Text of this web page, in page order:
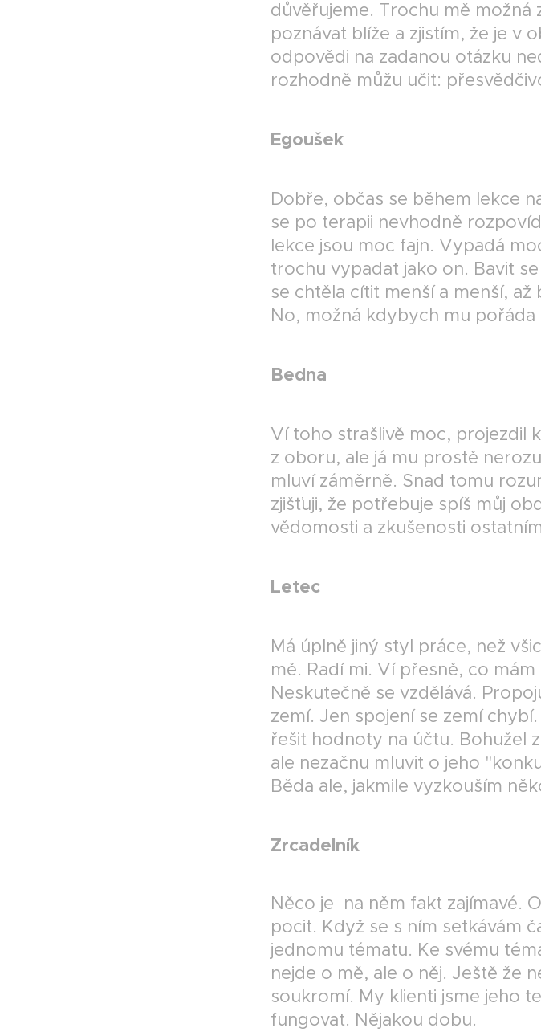
důvěřujeme. Trochu mě možná
poznávat blíže a zjistím, že je v
odpovědi na zadanou otázku
rozhodně můžu učit:
Egoušek
Dobře, občas se během lekce
se po terapii nevhodně
lekce jsou moc fajn. Vypadá
trochu vypadat jako on. Bavit
se chtěla cítit menší a menší,
No, možná kdybych mu pořáda
Bedna
Ví toho strašlivě moc, projezdil
z oboru, ale já mu prostě
mluví záměrně. Snad tomu
zjišťuji, že potřebuje spíš můj
vědomosti a zkušenosti
Letec
Má úplně jiný styl práce, než
mě. Radí mi. Ví přesně, co
Neskutečně se vzdělává.
zemí. Jen spojení se zemí
řešit hodnoty na účtu. Bohužel
ale nezačnu mluvit o jeho
Běda ale, jakmile vyzkouším
Zrcadelník
Něco je na něm fakt zajímavé.
pocit. Když se s ním setkávám
jednomu tématu. Ke svému
nejde o mě, ale o něj. Ještě že
soukromí. My klienti jsme jeho
fungovat. Nějakou dobu.